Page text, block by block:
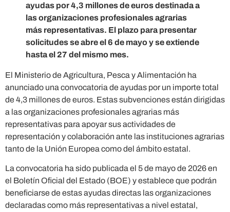
ayudas por 4,3 millones de euros destinada a
las organizaciones profesionales agrarias
más representativas. El plazo para presentar
solicitudes se abre el 6 de mayo y se extiende
hasta el 27 del mismo mes.
El Ministerio de Agricultura, Pesca y Alimentación ha
anunciado una convocatoria de ayudas por un importe total
de 4,3 millones de euros. Estas subvenciones están dirigidas
a las organizaciones profesionales agrarias más
representativas para apoyar sus actividades de
representación y colaboración ante las instituciones agrarias
tanto de la Unión Europea como del ámbito estatal.
La convocatoria ha sido publicada el 5 de mayo de 2026 en
el Boletín Oficial del Estado (BOE) y establece que podrán
beneficiarse de estas ayudas directas las organizaciones
declaradas como más representativas a nivel estatal,